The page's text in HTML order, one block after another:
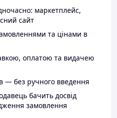
маркетплейс,
сайт
та цінами в
оплатою та видачею
— без ручного введення
бачить досвід
замовлення